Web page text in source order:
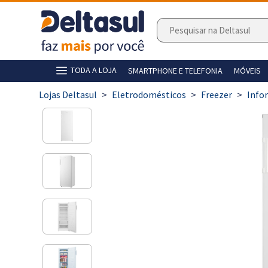
TODA A LOJA SMARTPHONE E TELEFONIA MÓVEIS
> Eletrodomésticos > Freezer >